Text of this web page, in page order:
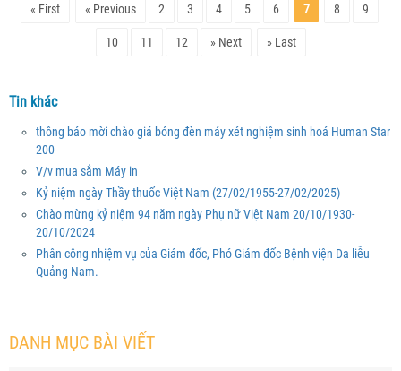
« First « Previous 2 3 4 5 6 7 8 9
10 11 12 » Next » Last
Tin khác
thông báo mời chào giá bóng đèn máy xét nghiệm sinh hoá Human Star
200
V/v mua sắm Máy in
Kỷ niệm ngày Thầy thuốc Việt Nam (27/02/1955-27/02/2025)
Chào mừng kỷ niệm 94 năm ngày Phụ nữ Việt Nam 20/10/1930-
20/10/2024
Phân công nhiệm vụ của Giám đốc, Phó Giám đốc Bệnh viện Da liễu
Quảng Nam.
DANH MỤC BÀI VIẾT